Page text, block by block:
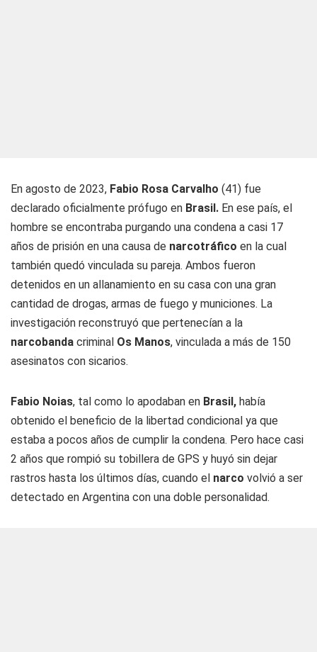
En agosto de 2023, Fabio Rosa Carvalho (41) fue
declarado oficialmente prófugo en Brasil. En ese país, el
hombre se encontraba purgando una condena a casi 17
años de prisión en una causa de narcotráfico en la cual
también quedó vinculada su pareja. Ambos fueron
detenidos en un allanamiento en su casa con una gran
cantidad de drogas, armas de fuego y municiones. La
investigación reconstruyó que pertenecían a la
narcobanda criminal Os Manos, vinculada a más de 150
asesinatos con sicarios.
Fabio Noias, tal como lo apodaban en Brasil, había
obtenido el beneficio de la libertad condicional ya que
estaba a pocos años de cumplir la condena. Pero hace casi
2 años que rompió su tobillera de GPS y huyó sin dejar
rastros hasta los últimos días, cuando el narco volvió a ser
detectado en Argentina con una doble personalidad.